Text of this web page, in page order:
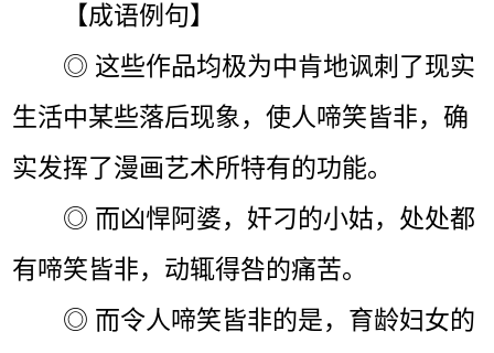
【成语例句】
◎ 这些作品均极为中肯地讽刺了现实
生活中某些落后现象，使人啼笑皆非，确
实发挥了漫画艺术所特有的功能。
◎ 而凶悍阿婆，奸刁的小姑，处处都
有啼笑皆非，动辄得咎的痛苦。
◎ 而令人啼笑皆非的是，育龄妇女的